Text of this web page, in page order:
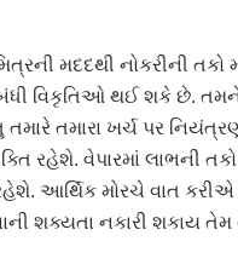
મદદથી નોકરીની
વિકૃતિઓ થઈ શકે છે. તમને
તમારા ખર્ચ પર
રહેશે. વેપારમાં લાભની
આર્થિક મોરચે વાત કરીએ
શક્યતા નકારી શકાય તેમ